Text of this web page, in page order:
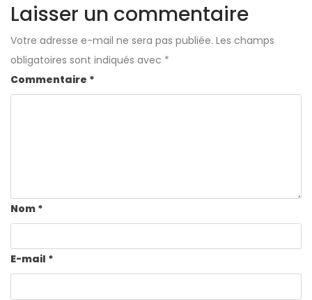
Laisser un commentaire
Votre adresse e-mail ne sera pas publiée. Les champs
obligatoires sont indiqués avec *
Commentaire *
Nom *
E-mail *